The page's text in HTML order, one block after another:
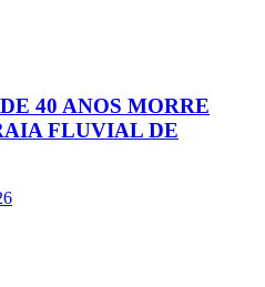
40 ANOS MORRE
FLUVIAL DE